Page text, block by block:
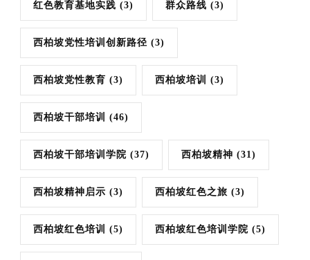
红色教育基地实践 (3) 群众路线 (3)
西柏坡党性培训创新路径 (3)
西柏坡党性教育 (3) 西柏坡培训 (3)
西柏坡干部培训 (46)
西柏坡干部培训学院 (37) 西柏坡精神 (31)
西柏坡精神启示 (3) 西柏坡红色之旅 (3)
西柏坡红色培训 (5) 西柏坡红色培训学院 (5)